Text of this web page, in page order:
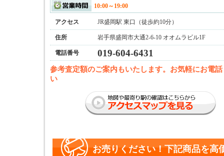
10:00～19:00
アクセス JR盛岡駅 東口（徒歩約10分）
住所 岩手県盛岡市大通2-6-10 オオムラビル1F
電話番号 019-604-6431
参考査定額のご案内もいたします。お気軽にお電
い